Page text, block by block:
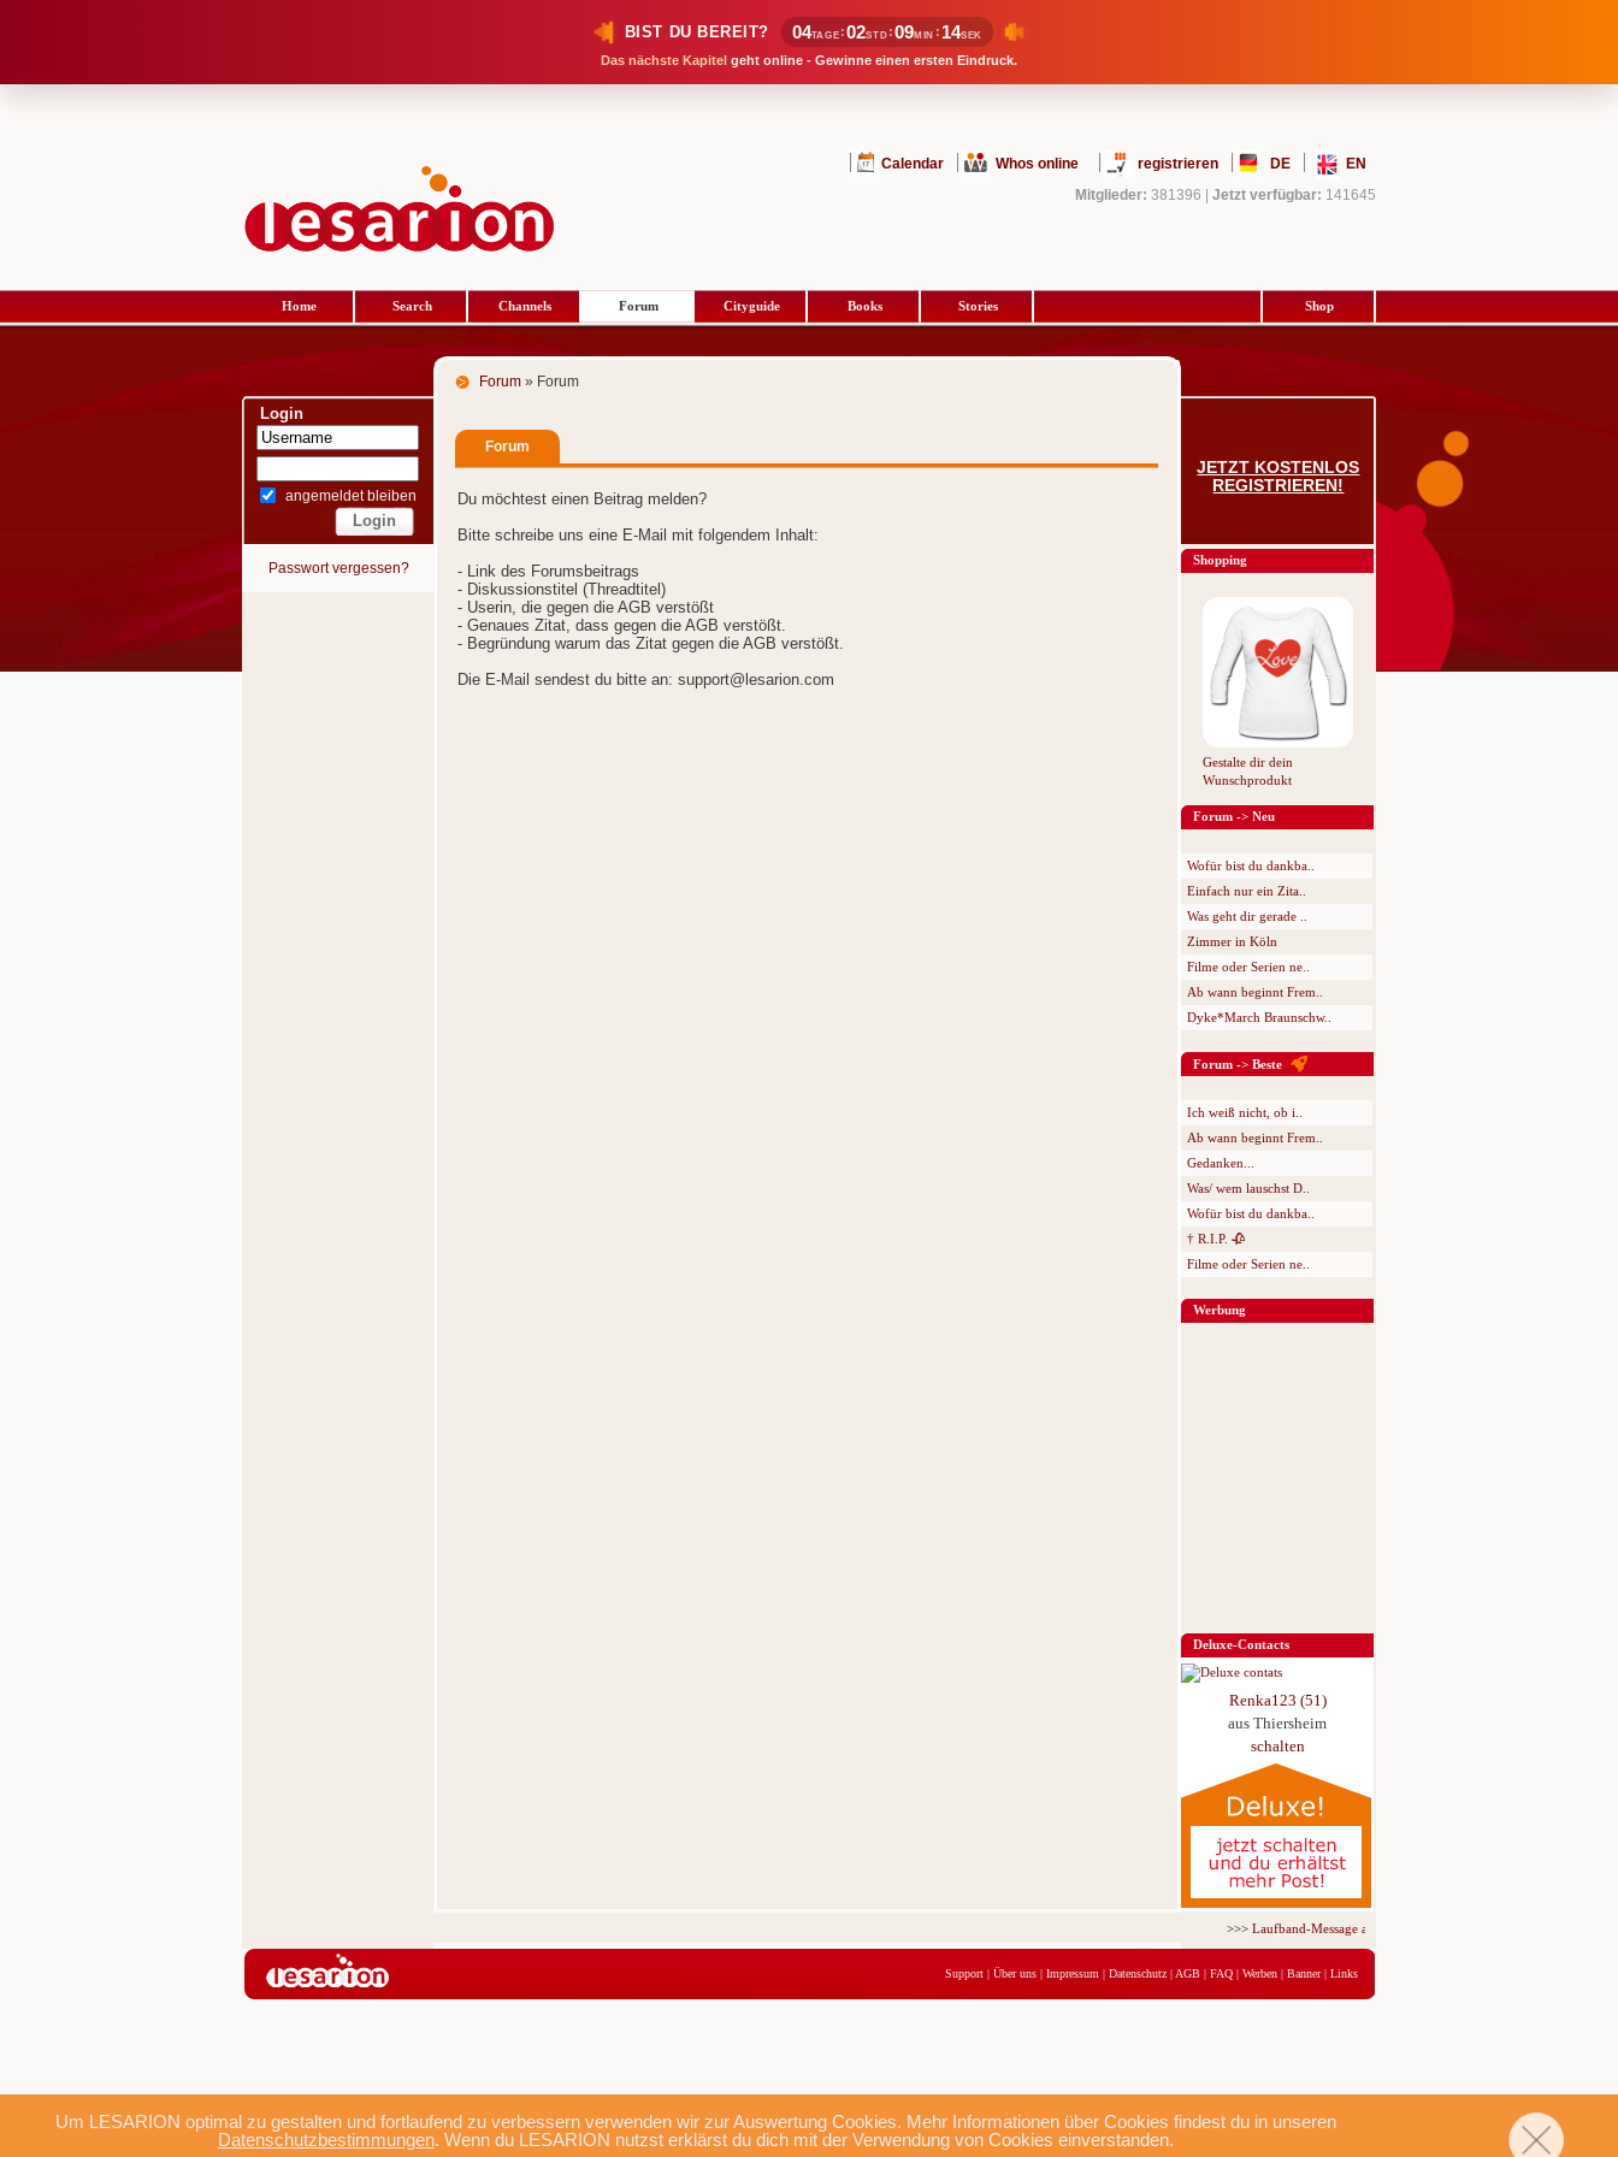
BIST DU BEREIT? 04TAGE :02STD :09MIN : 14SEK
Das nächste Kapitel geht online - Gewinne einen ersten Eindruck.
Um LESARION optimal zu gestalten und fortlaufend zu verbessern verwenden wir zur Auswertung Cookies. Mehr Informationen über Cookies findest du in unseren
Datenschutzbestimmungen. Wenn du LESARION nutzst erklärst du dich mit der Verwendung von Cookies einverstanden.
Calendar Whos online registrieren DE
EN
Mitglieder: 381396 Jetzt verfügbar: 141645
Home Search Channels Forum Cityguide Books Stories Shop
Login
angemeldet bleiben
Passwort vergessen?
Forum » Forum
Forum
Du möchtest einen Beitrag melden?
Bitte schreibe uns eine E-Mail mit folgendem Inhalt:
- Link des Forumsbeitrags
- Diskussionstitel (Threadtitel)
- Userin, die gegen die AGB verstößt
- Genaues Zitat, dass gegen die AGB verstößt.
- Begründung warum das Zitat gegen die AGB verstößt.
Die E-Mail sendest du bitte an: support@lesarion.com
JETZT KOSTENLOS
REGISTRIEREN!
Shopping
Gestalte dir dein
Wunschprodukt
Forum -> Neu
Wofür bist du dankba..
Einfach nur ein Zita..
Was geht dir gerade ..
Zimmer in Köln
Filme oder Serien ne..
Ab wann beginnt Frem..
Dyke*March Braunschw..
Forum -> Beste
Ich weiß nicht, ob i..
Ab wann beginnt Frem..
Gedanken...
Was/ wem lauschst D..
Wofür bist du dankba..
† R.I.P. 🥀
Filme oder Serien ne..
Werbung
Deluxe-Contacts
Renka123 (51)
aus Thiersheim
schalten
>>>Laufband-Message ab nur 5,95 € für 3 Tage!
Support | Über uns | Impressum | Datenschutz | AGB | FAQ | Werben | Banner| Links